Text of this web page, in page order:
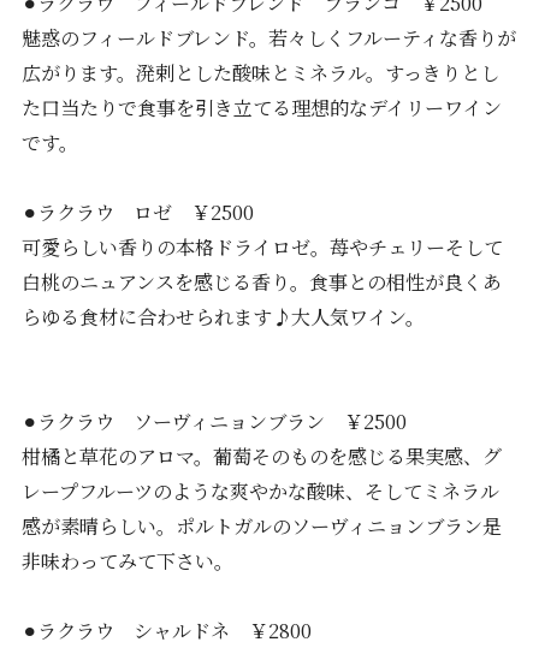
魅惑のフィールドブレンド。若々しくフルーティな香りが
広がります。溌剌とした酸味とミネラル。すっきりとし
た口当たりで食事を引き立てる理想的なデイリーワイン
です。
⚫︎ラクラウ ロゼ ￥2500
可愛らしい香りの本格ドライロゼ。苺やチェリーそして
白桃のニュアンスを感じる香り。食事との相性が良くあ
らゆる食材に合わせられます♪大人気ワイン。
⚫︎ラクラウ ソーヴィニョンブラン ￥2500
柑橘と草花のアロマ。葡萄そのものを感じる果実感、グ
レープフルーツのような爽やかな酸味、そしてミネラル
感が素晴らしい。ポルトガルのソーヴィニョンブラン是
非味わってみて下さい。
⚫︎ラクラウ シャルドネ ￥2800